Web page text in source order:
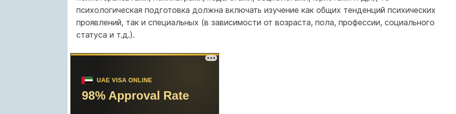
психологическая подготовка должна включать изучение как общих тенденций психических
проявлений, так и специальных (в зависимости от возраста, пола, профессии, социального
статуса и т.д.).